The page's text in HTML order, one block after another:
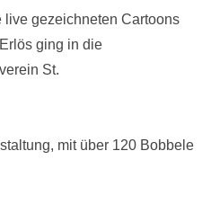
live gezeichneten Cartoons
ging in die
St.
mit über 120 Bobbele